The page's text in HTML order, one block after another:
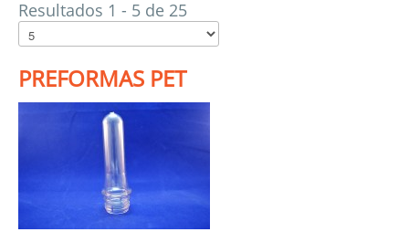
Resultados 1 - 5 de 25
PREFORMAS PET